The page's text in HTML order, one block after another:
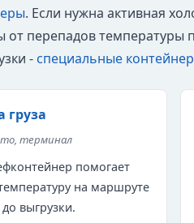
. Если нужна активная
перепадов температуры
- специальные
груза
терминал
помогает
на маршруте
до выгрузки.